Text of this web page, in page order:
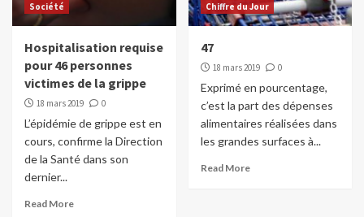
Société
Hospitalisation requise
pour 46 personnes
victimes de la grippe
18 mars 2019 0
L’épidémie de grippe est en
cours, confirme la Direction
de la Santé dans son
dernier...
Read More
Chiffre du Jour
47
18 mars 2019 0
Exprimé en pourcentage,
c’est la part des dépenses
alimentaires réalisées dans
les grandes surfaces à...
Read More